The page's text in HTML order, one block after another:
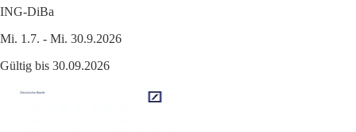
ING-DiBa
Mi. 1.7. - Mi. 30.9.2026
Gültig bis 30.09.2026